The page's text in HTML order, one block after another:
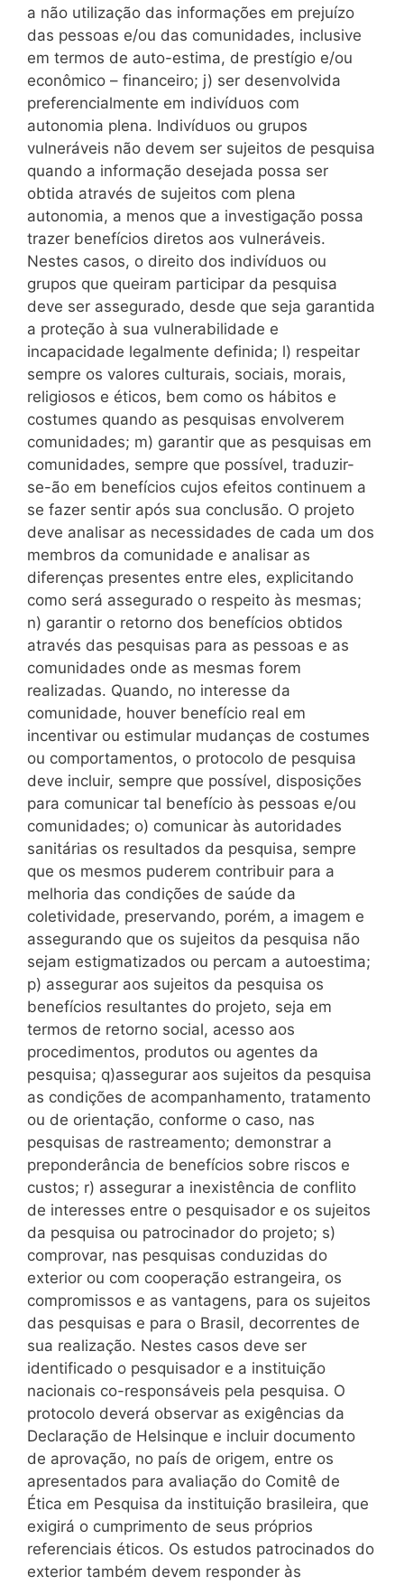
a não utilização das informações em prejuízo
das pessoas e/ou das comunidades, inclusive
em termos de auto-estima, de prestígio e/ou
econômico – financeiro; j) ser desenvolvida
preferencialmente em indivíduos com
autonomia plena. Indivíduos ou grupos
vulneráveis não devem ser sujeitos de pesquisa
quando a informação desejada possa ser
obtida através de sujeitos com plena
autonomia, a menos que a investigação possa
trazer benefícios diretos aos vulneráveis.
Nestes casos, o direito dos indivíduos ou
grupos que queiram participar da pesquisa
deve ser assegurado, desde que seja garantida
a proteção à sua vulnerabilidade e
incapacidade legalmente definida; l) respeitar
sempre os valores culturais, sociais, morais,
religiosos e éticos, bem como os hábitos e
costumes quando as pesquisas envolverem
comunidades; m) garantir que as pesquisas em
comunidades, sempre que possível, traduzir-
se-ão em benefícios cujos efeitos continuem a
se fazer sentir após sua conclusão. O projeto
deve analisar as necessidades de cada um dos
membros da comunidade e analisar as
diferenças presentes entre eles, explicitando
como será assegurado o respeito às mesmas;
n) garantir o retorno dos benefícios obtidos
através das pesquisas para as pessoas e as
comunidades onde as mesmas forem
realizadas. Quando, no interesse da
comunidade, houver benefício real em
incentivar ou estimular mudanças de costumes
ou comportamentos, o protocolo de pesquisa
deve incluir, sempre que possível, disposições
para comunicar tal benefício às pessoas e/ou
comunidades; o) comunicar às autoridades
sanitárias os resultados da pesquisa, sempre
que os mesmos puderem contribuir para a
melhoria das condições de saúde da
coletividade, preservando, porém, a imagem e
assegurando que os sujeitos da pesquisa não
sejam estigmatizados ou percam a autoestima;
p) assegurar aos sujeitos da pesquisa os
benefícios resultantes do projeto, seja em
termos de retorno social, acesso aos
procedimentos, produtos ou agentes da
pesquisa; q)assegurar aos sujeitos da pesquisa
as condições de acompanhamento, tratamento
ou de orientação, conforme o caso, nas
pesquisas de rastreamento; demonstrar a
preponderância de benefícios sobre riscos e
custos; r) assegurar a inexistência de conflito
de interesses entre o pesquisador e os sujeitos
da pesquisa ou patrocinador do projeto; s)
comprovar, nas pesquisas conduzidas do
exterior ou com cooperação estrangeira, os
compromissos e as vantagens, para os sujeitos
das pesquisas e para o Brasil, decorrentes de
sua realização. Nestes casos deve ser
identificado o pesquisador e a instituição
nacionais co-responsáveis pela pesquisa. O
protocolo deverá observar as exigências da
Declaração de Helsinque e incluir documento
de aprovação, no país de origem, entre os
apresentados para avaliação do Comitê de
Ética em Pesquisa da instituição brasileira, que
exigirá o cumprimento de seus próprios
referenciais éticos. Os estudos patrocinados do
exterior também devem responder às